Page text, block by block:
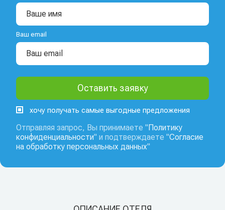
Ваш email
хочу получать самые выгодные предложения
Отправляя запрос, Вы принимаете "Политику
конфиденциальности" и подтверждаете "Согласие
на обработку персональных данных"